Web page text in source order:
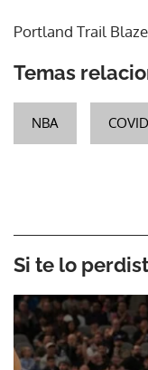
Portland Trail
Temas
NBA
Si te lo